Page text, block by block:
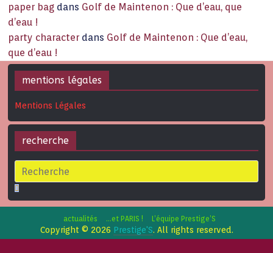
paper bag dans Golf de Maintenon : Que d’eau, que
d’eau !
party character dans Golf de Maintenon : Que d’eau,
que d’eau !
mentions légales
Mentions Légales
recherche
actualités …et PARIS ! L’équipe Prestige’S
Copyright © 2026 Prestige'S. All rights reserved.